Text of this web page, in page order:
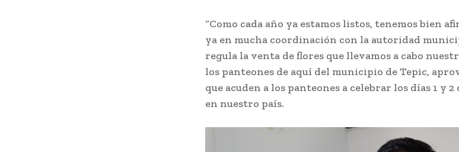
“Como cada año ya estamos listos, tenemos bien
ya en mucha coordinación con la autoridad
regula la venta de flores que llevamos a cabo
los panteones de aquí del municipio de Tepic,
que acuden a los panteones a celebrar los días 1 y
en nuestro país.